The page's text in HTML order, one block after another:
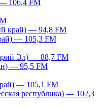
— 106,4 FM
край) — 94,8 FM
— 105,3 FM
Эл) — 88,7 FM
— 95,5 FM
— 105,1 FM
республика) — 102,3